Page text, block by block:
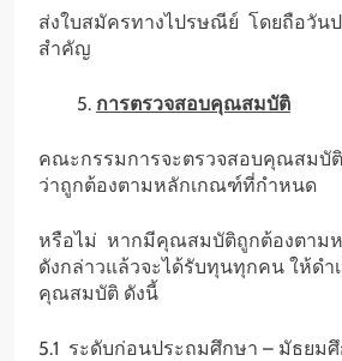
ส่งใบสมัครทางไปรษณีย์ โดยถือวัน
สำคัญ
การตรวจสอบคุณสมบัติ
คณะกรรมการจะตรวจสอบคุณสมบั
ว่าถูกต้องตามหลักเกณฑ์ที่กำหนด
หรือไม่ หากมีคุณสมบัติถูกต้องตาม
ดังกล่าวแล้วจะได้รับทุนทุกคน ให้ดำ
คุณสมบัติ ดังนี้
5.1 ระดับก่อนประถมศึกษา – มัธยม